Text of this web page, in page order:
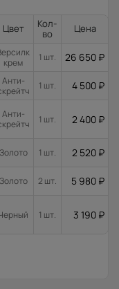
Цвет
Кол-
во
Цена
крем
1 шт. 26 650 ₽
Анти-
1 шт. 4 500 ₽
Анти-
1 шт. 2 400 ₽
Золото 1 шт. 2 520 ₽
Золото 2 шт. 5 980 ₽
1 шт. 3 190 ₽